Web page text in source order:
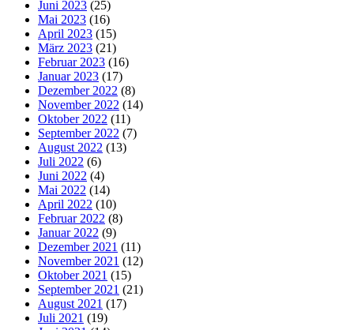
Juni 2023 (25)
Mai 2023 (16)
April 2023 (15)
März 2023 (21)
Februar 2023 (16)
Januar 2023 (17)
Dezember 2022 (8)
November 2022 (14)
Oktober 2022 (11)
September 2022 (7)
August 2022 (13)
Juli 2022 (6)
Juni 2022 (4)
Mai 2022 (14)
April 2022 (10)
Februar 2022 (8)
Januar 2022 (9)
Dezember 2021 (11)
November 2021 (12)
Oktober 2021 (15)
September 2021 (21)
August 2021 (17)
Juli 2021 (19)